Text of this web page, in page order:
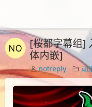
[桜都字幕组]
体内嵌]
notreply 动